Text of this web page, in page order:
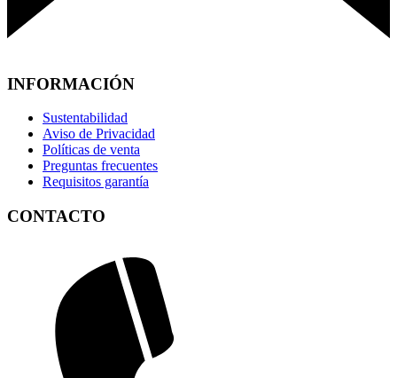
INFORMACIÓN
Sustentabilidad
Aviso de Privacidad
Políticas de venta
Preguntas frecuentes
Requisitos garantía
CONTACTO